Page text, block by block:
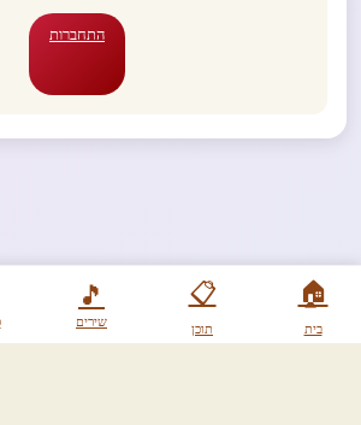
🏠
בית
📋
תוכן
🎵
שירים
התחברות